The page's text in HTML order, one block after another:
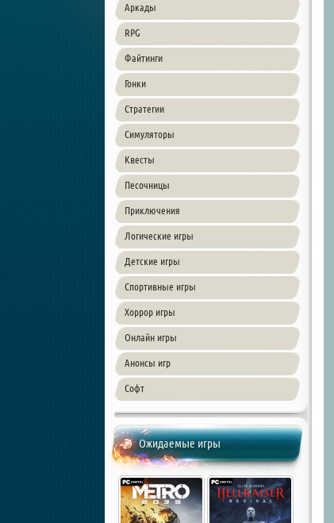
Аркады
RPG
Файтинги
Гонки
Стратегии
Симуляторы
Квесты
Песочницы
Приключения
Логические игры
Детские игры
Спортивные игры
Хоррор игры
Онлайн игры
Анонсы игр
Софт
Ожидаемые игры